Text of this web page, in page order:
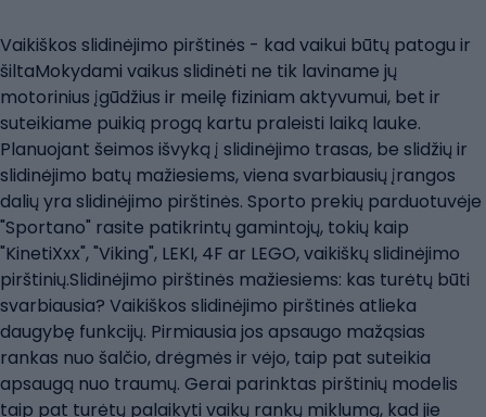
Vaikiškos slidinėjimo pirštinės - kad vaikui būtų patogu ir
šiltaMokydami vaikus slidinėti ne tik laviname jų
motorinius įgūdžius ir meilę fiziniam aktyvumui, bet ir
suteikiame puikią progą kartu praleisti laiką lauke.
Planuojant šeimos išvyką į slidinėjimo trasas, be slidžių ir
slidinėjimo batų mažiesiems, viena svarbiausių įrangos
dalių yra slidinėjimo pirštinės. Sporto prekių parduotuvėje
"Sportano" rasite patikrintų gamintojų, tokių kaip
"KinetiXxx", "Viking", LEKI, 4F ar LEGO, vaikiškų slidinėjimo
pirštinių.Slidinėjimo pirštinės mažiesiems: kas turėtų būti
svarbiausia? Vaikiškos slidinėjimo pirštinės atlieka
daugybę funkcijų. Pirmiausia jos apsaugo mažąsias
rankas nuo šalčio, drėgmės ir vėjo, taip pat suteikia
apsaugą nuo traumų. Gerai parinktas pirštinių modelis
taip pat turėtų palaikyti vaikų rankų miklumą, kad jie